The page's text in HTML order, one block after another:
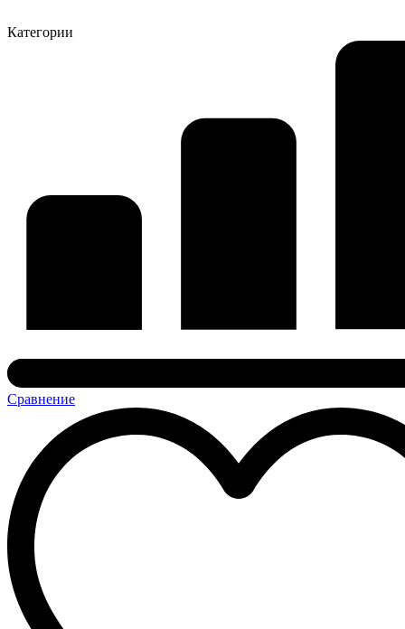
Категории
Сравнение